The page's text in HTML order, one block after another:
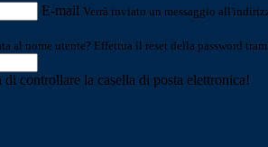
E-mail Verrà inviato un messaggio
al nome utente? Effettua il reset della password
controllare la casella di posta elettronica!